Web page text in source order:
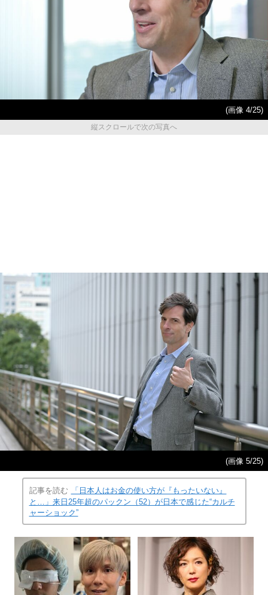
(画像 4/25)
縦スクロールで次の写真へ
(画像 5/25)
記事を読む
「日本人はお金の使い方が『もったいない』
と…」来日25年超のパックン（52）が日本で感じた“カルチ
ャーショック”